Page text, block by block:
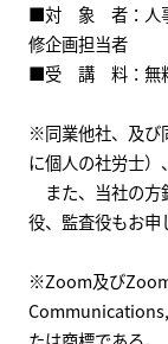
■対 象 者：人事
修企画担当者 （
■受 講 料：無
※同業他社、及び
に個人の社労士）
また、当社の方
役、監査役もお申
※Zoom及び
Communications,